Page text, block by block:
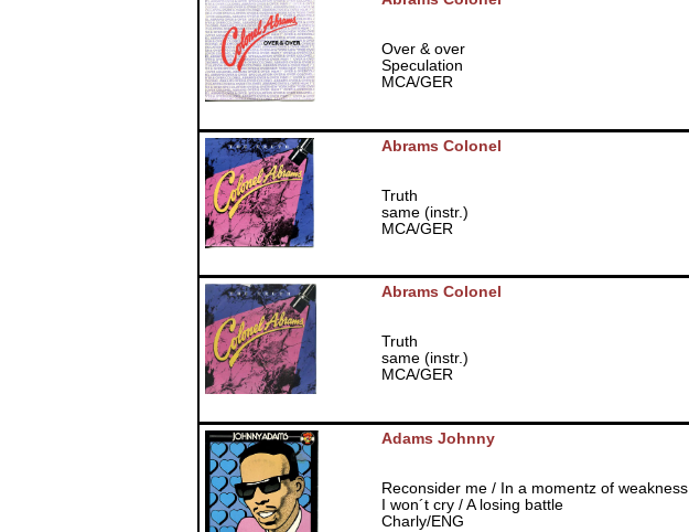
Over & over
Speculation
MCA/GER
Abrams Colonel
Truth
same (instr.)
MCA/GER
Abrams Colonel
Truth
same (instr.)
MCA/GER
Adams Johnny
Reconsider me / In a momentz of weakness
I won´t cry / A losing battle
Charly/ENG